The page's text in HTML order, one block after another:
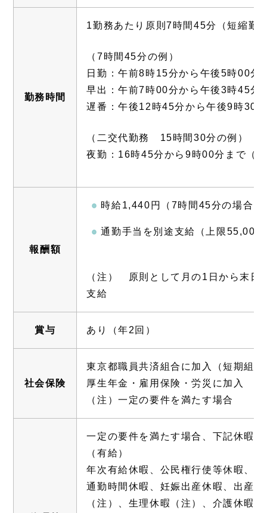
勤務時間
1勤務あたり原則7時間45分（短縮勤
（7時間45分の例）
日勤：午前8時15分から午後5時00分
早出：午前7時00分から午後3時45分
遅番：午後12時45分から午後9時30
（二交代勤務 15時間30分の例）
夜勤：16時45分から9時00分まで（
報酬額
時給1,440円（7時間45分の場合
通勤手当を別途支給（上限55,000
（注） 原則として月の1日から末日
支給
賞与 あり（年2回）
社会保険
東京都職員共済組合に加入（短期組合
厚生年金・雇用保険・労災に加入
（注）一定の要件を満たす場合
一定の要件を満たす場合、下記休暇
（有給）
年次有給休暇、公民権行使等休暇、
通勤時間休暇、妊娠出産休暇、出産
（注）、生理休暇（注）、介護休暇